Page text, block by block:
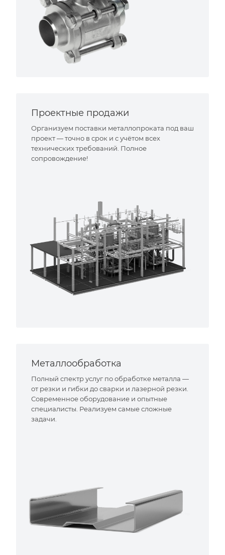
Проектные продажи
Организуем поставки металлопроката под ваш
проект — точно в срок и с учётом всех
технических требований. Полное
сопровождение!
Металлообработка
Полный спектр услуг по обработке металла —
от резки и гибки до сварки и лазерной резки.
Современное оборудование и опытные
специалисты. Реализуем самые сложные
задачи.